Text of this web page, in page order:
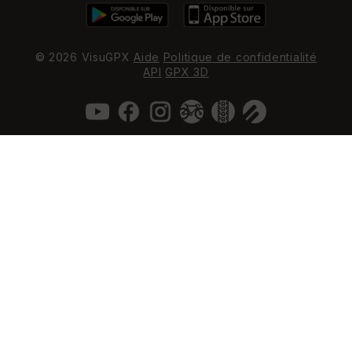
© 2026 VisuGPX Aide Politique de confidentialité
API GPX 3D